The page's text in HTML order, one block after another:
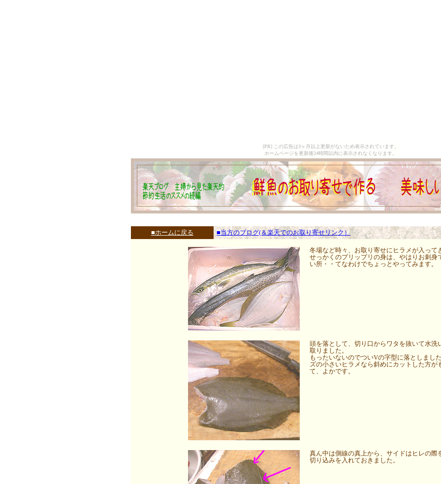
[PR] この広告は3ヶ月以上更新がないため表示されています。
ホームページを更新後24時間以内に表示されなくなります。
■ホームに戻る ■当方のブログ(＆楽天でのお取り寄せリンク）
冬場など時々、お取り寄せにヒラメが入って
せっかくのプリップリの身は、やはりお刺身
い所・・てなわけでちょっとやってみます。
頭を落として、切り口からワタを抜いて水洗
取りました。
もったいないのでついVの字型に落としまし
ズの小さいヒラメなら斜めにカットした方が
て、よかです。
真ん中は側線の真上から、サイドはヒレの際
切り込みを入れておきました。